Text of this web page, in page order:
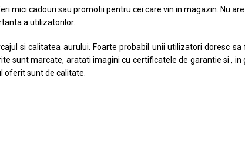
mici cadouri sau promotii pentru cei care vin in magazin. Nu
a utilizatorilor.
si calitatea aurului. Foarte probabil unii utilizatori doresc sa
sunt marcate, aratati imagini cu certificatele de garantie si ,
oferit sunt de calitate.